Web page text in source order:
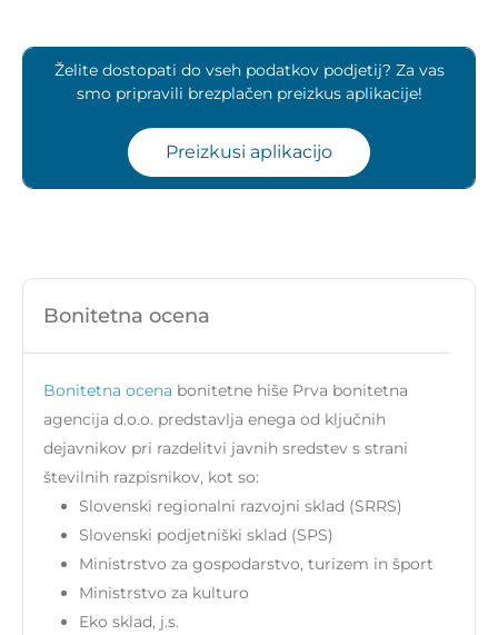
Želite dostopati do vseh podatkov podjetij? Za vas
smo pripravili brezplačen preizkus aplikacije!
Preizkusi aplikacijo
Bonitetna ocena
Bonitetna ocena bonitetne hiše Prva bonitetna
agencija d.o.o. predstavlja enega od ključnih
dejavnikov pri razdelitvi javnih sredstev s strani
številnih razpisnikov, kot so:
Slovenski regionalni razvojni sklad (SRRS)
Slovenski podjetniški sklad (SPS)
Ministrstvo za gospodarstvo, turizem in šport
Ministrstvo za kulturo
Eko sklad, j.s.